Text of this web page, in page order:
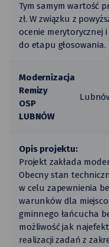
Tym samym wartość
zł. W związku z
ocenie merytorycznej
do etapu głosowania.
Modernizacja
Remizy
OSP
LUBNÓW
Opis projektu:
Projekt zakłada
Obecny stan
w celu zapewnienia
warunków dla
gminnego łańcucha
możliwość jak
realizacji zadań z